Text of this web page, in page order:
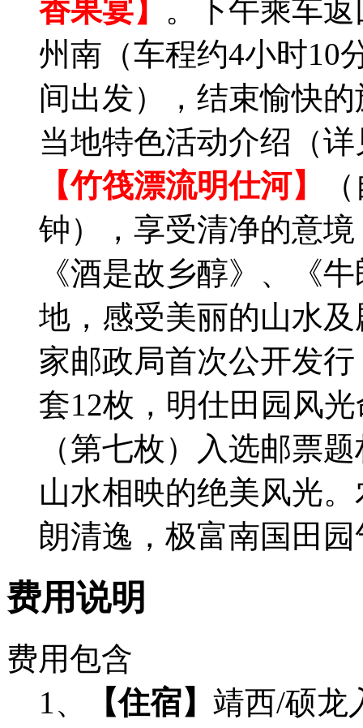
香果宴】 。下午乘车
州南（车程约4小时10
间出发），结束愉快
当地特色活动介绍（
【竹筏漂流明仕河】
钟），享受清净的意
《酒是故乡醇》、《
地，感受美丽的山水
家邮政局首次公开发
套12枚，明仕田园风
（第七枚）入选邮票
山水相映的绝美风光
朗清逸，极富南国田
费用说明
费用包含
1、
【住宿】 靖西/硕龙